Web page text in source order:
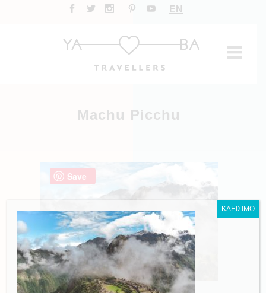
EN
Machu Picchu
ΚΛΕΙΣΙΜΟ
Save